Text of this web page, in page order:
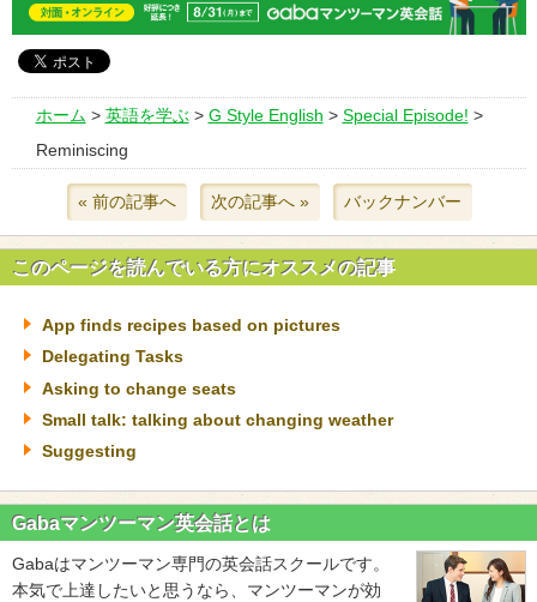
ホーム > 英語を学ぶ > G Style English > Special Episode! >
Reminiscing
« 前の記事へ 次の記事へ » バックナンバー
このページを読んでいる方にオススメの記事
App finds recipes based on pictures
Delegating Tasks
Asking to change seats
Small talk: talking about changing weather
Suggesting
Gabaマンツーマン英会話とは
Gabaはマンツーマン専門の英会話スクールです。
本気で上達したいと思うなら、マンツーマンが効